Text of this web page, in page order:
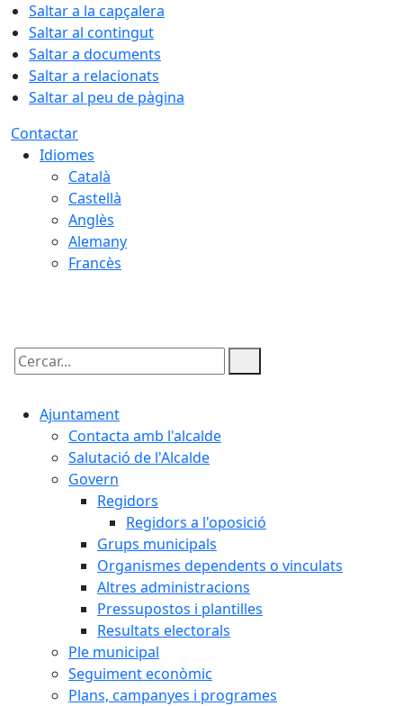
Saltar a la capçalera
Saltar al contingut
Saltar a documents
Saltar a relacionats
Saltar al peu de pàgina
Contactar
Idiomes
Català
Castellà
Anglès
Alemany
Francès
Cercar:
Ajuntament
Contacta amb l'alcalde
Salutació de l'Alcalde
Govern
Regidors
Regidors a l'oposició
Grups municipals
Organismes dependents o vinculats
Altres administracions
Pressupostos i plantilles
Resultats electorals
Ple municipal
Seguiment econòmic
Plans, campanyes i programes